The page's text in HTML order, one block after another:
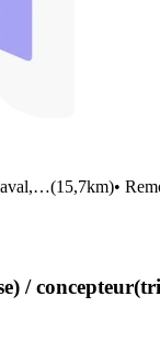
(15,7km)•
/